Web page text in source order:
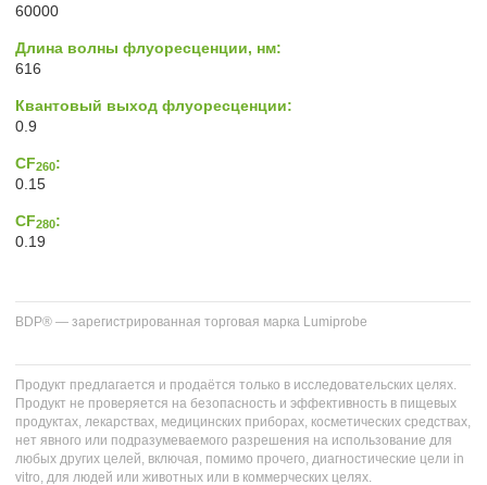
60000
Длина волны флуоресценции, нм:
616
Квантовый выход флуоресценции:
0.9
CF260:
0.15
CF280:
0.19
BDP® — зарегистрированная торговая марка Lumiprobe
Продукт предлагается и продаётся только в исследовательских целях.
Продукт не проверяется на безопасность и эффективность в пищевых
продуктах, лекарствах, медицинских приборах, косметических средствах,
нет явного или подразумеваемого разрешения на использование для
любых других целей, включая, помимо прочего, диагностические цели in
vitro, для людей или животных или в коммерческих целях.